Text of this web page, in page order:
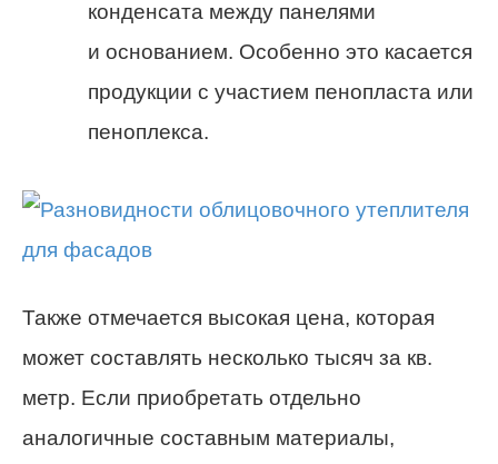
конденсата между панелями
и основанием. Особенно это касается
продукции с участием пенопласта или
пеноплекса.
Также отмечается высокая цена, которая
может составлять несколько тысяч за кв.
метр. Если приобретать отдельно
аналогичные составным материалы,